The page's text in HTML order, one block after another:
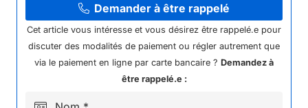
GAUCHE
NRJ
Demander à être rappelé
Cet article vous intéresse et vous désirez être rappelé.e pour
discuter des modalités de paiement ou régler autrement que
via le paiement en ligne par carte bancaire ? Demandez à
être rappelé.e :